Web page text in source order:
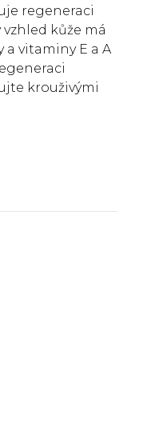
regeneraci
kůže má
vitaminy E a A
krouživými